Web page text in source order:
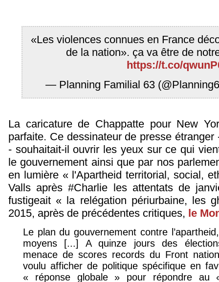
«Les violences connues en France
de la nation». ça va être de
https://t.co/
— Planning Familial 63
La caricature de Chappatte pour New
parfaite. Ce dessinateur de presse
- souhaitait-il ouvrir les yeux sur ce qui
le gouvernement ainsi que par nos
en lumière « l'Apartheid territorial, social,
Valls après #Charlie les attentats de
fustigeait « la relégation périurbaine, les
2015, après de précédentes critiques, le
Le plan du gouvernement contre
moyens [...] A quinze jours des
menace de scores records du Front
voulu afficher de politique spécifique en
« réponse globale » pour répondre au